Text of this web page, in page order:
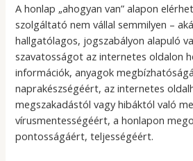
A honlap „ahogyan van” alapon
szolgáltató nem vállal semmilyen –
hallgatólagos, jogszabályon alapuló
szavatosságot az internetes oldalon
információk, anyagok
naprakészségéért, az internetes
megszakadástól vagy hibáktól való
vírusmentességéért, a honlapon
pontosságáért, teljességéért.